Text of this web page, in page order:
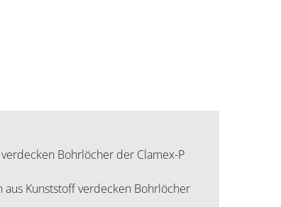
Bohrlöcher der Clamex-P
aus Kunststoff verdecken Bohrlöcher